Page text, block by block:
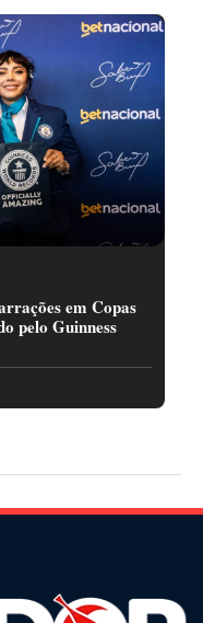
em Copas
pelo Guinness